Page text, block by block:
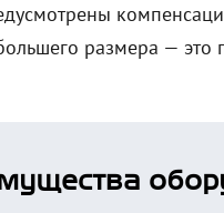
размера — это